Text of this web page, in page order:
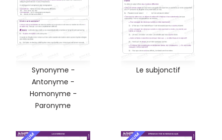
Synonyme -
Antonyme -
Homonyme -
Paronyme
Le subjonctif